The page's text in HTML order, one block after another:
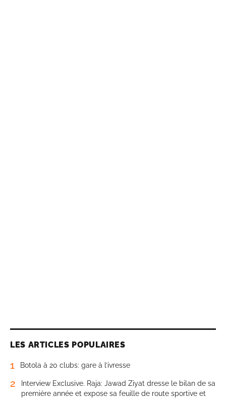
LES ARTICLES POPULAIRES
1 Botola à 20 clubs: gare à l’ivresse
2
Interview Exclusive. Raja: Jawad Ziyat dresse le bilan de sa
première année et expose sa feuille de route sportive et